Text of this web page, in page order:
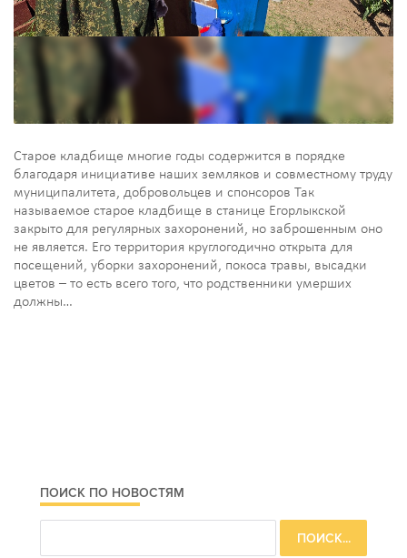
Старое кладбище многие годы содержится в порядке
благодаря инициативе наших земляков и совместному труду
муниципалитета, добровольцев и спонсоров Так
называемое старое кладбище в станице Егорлыкской
закрыто для регулярных захоронений, но заброшенным оно
не является. Его территория круглогодично открыта для
посещений, уборки захоронений, покоса травы, высадки
цветов – то есть всего того, что родственники умерших
должны…
ПОИСК ПО НОВОСТЯМ